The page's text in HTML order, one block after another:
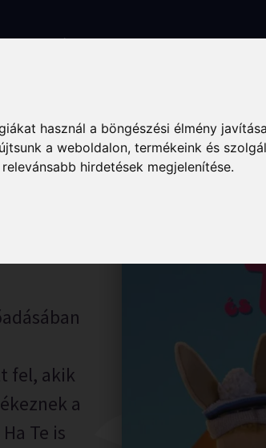
használ a böngészési élmény
a weboldalon,termékeink és
hirdetések megjelenítése.
ÉlményekGyógyuljon Kisújon
fel, akik
a
Te is